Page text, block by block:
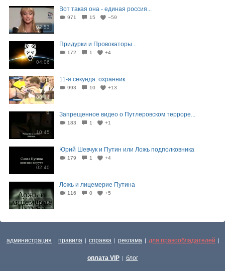
02:53
Вот такая она - единая россия...
971 15 −59
04:06
Придурки и Провокаторы...
172 1 +4
00:14
11-я секунда. охранник.
993 10 +13
10:45
Запрещенное видео о Путлеровском терроре...
183 1 +1
02:40
Юрий Шевчук и Путин или Ложь подполковника
179 1 +4
07:18
Ложь и лицемерие Путина
116 0 +5
администрация | правила | справка | реклама | для правообладателей |
оплата VIP | блог